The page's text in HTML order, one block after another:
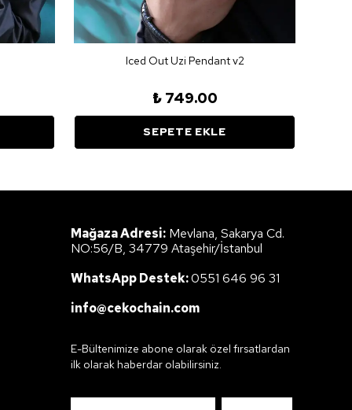
Iced Out Uzi Pendant v2
₺ 749.00
SEPETE EKLE
Mağaza Adresi: Mevlana, Sakarya Cd.
NO:56/B, 34779 Ataşehir/İstanbul
WhatsApp Destek:0551 646 96 31
info@cekochain.com
E-Bültenimize abone olarak özel fırsatlardan
ilk olarak haberdar olabilirsiniz.